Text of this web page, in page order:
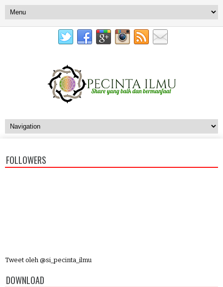
FOLLOWERS
Tweet oleh @si_pecinta_ilmu
DOWNLOAD